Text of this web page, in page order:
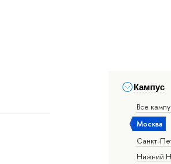
Кампус
Все
Москва
Санкт-
Нижний